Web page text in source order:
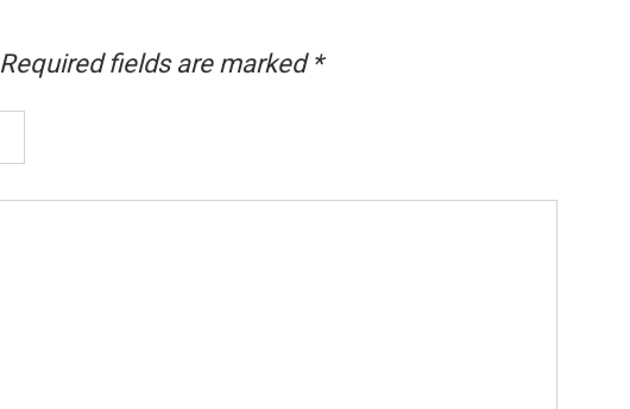
Required fields are marked *